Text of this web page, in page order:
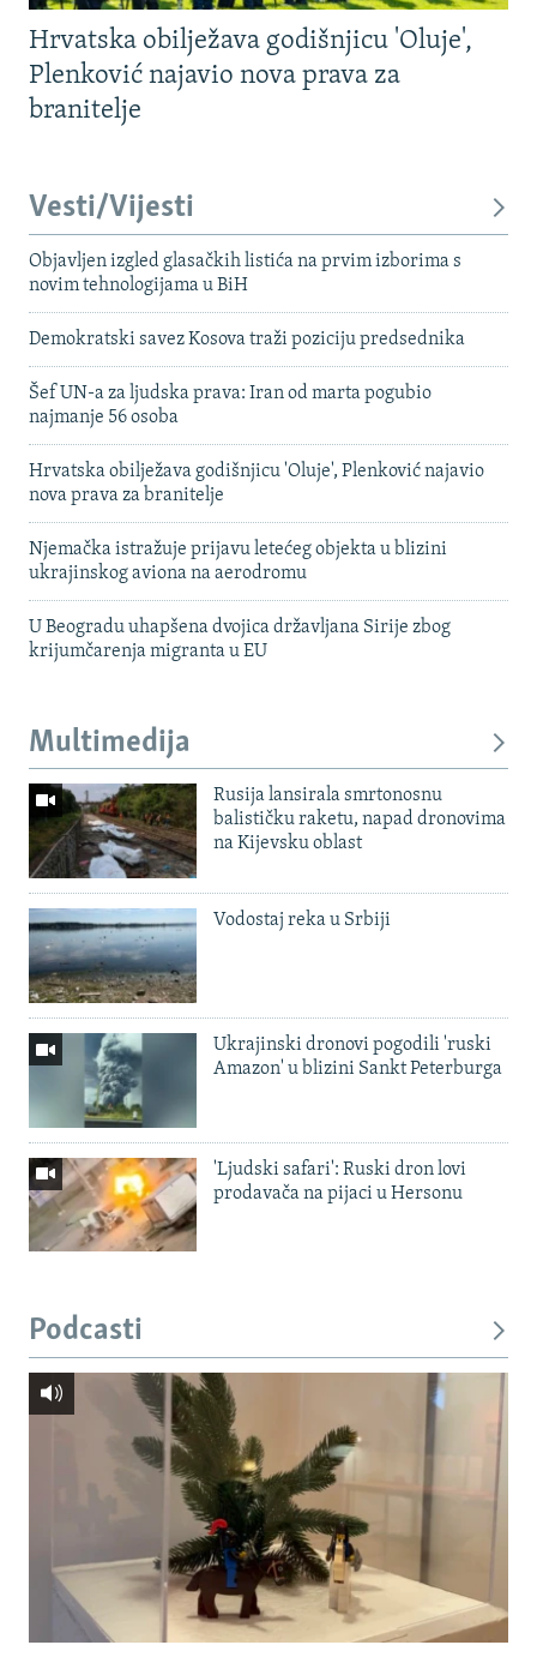
Hrvatska obilježava godišnjicu 'Oluje',
Plenković najavio nova prava za
branitelje
Vesti/Vijesti
Objavljen izgled glasačkih listića na prvim izborima s
novim tehnologijama u BiH
Demokratski savez Kosova traži poziciju predsednika
Šef UN-a za ljudska prava: Iran od marta pogubio
najmanje 56 osoba
Hrvatska obilježava godišnjicu 'Oluje', Plenković najavio
nova prava za branitelje
Njemačka istražuje prijavu letećeg objekta u blizini
ukrajinskog aviona na aerodromu
U Beogradu uhapšena dvojica državljana Sirije zbog
krijumčarenja migranta u EU
Multimedija
Rusija lansirala smrtonosnu
balističku raketu, napad dronovima
na Kijevsku oblast
Vodostaj reka u Srbiji
Ukrajinski dronovi pogodili 'ruski
Amazon' u blizini Sankt Peterburga
'Ljudski safari': Ruski dron lovi
prodavača na pijaci u Hersonu
Podcasti